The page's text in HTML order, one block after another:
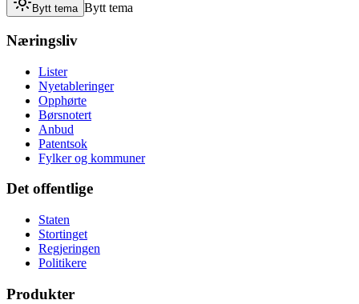
Bytt tema Bytt tema
Næringsliv
Lister
Nyetableringer
Opphørte
Børsnotert
Anbud
Patentsok
Fylker og kommuner
Det offentlige
Staten
Stortinget
Regjeringen
Politikere
Produkter